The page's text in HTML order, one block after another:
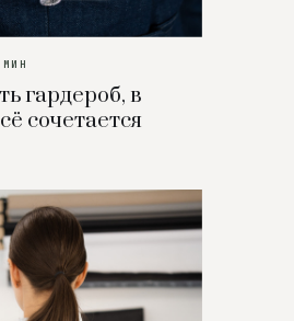
гардероб, в
сочетается